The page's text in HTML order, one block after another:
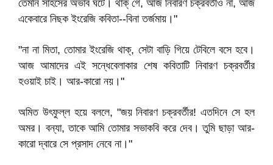
তেমনি সাহসের অভাব ঘটে। থাক্‌ গে, আজ নিবারণ চক্রবর্তীও না, আজ
একেবারে নিছক ইংরেজি কবিতা--বিনা তর্জমায়।"
"না না মিতা, তোমার ইংরেজি থাক্‌, সেটা বাড়ি গিয়ে টেবিলে বসে হবে।
আজ আমাদের এই সন্ধেবেলাকার শেষ কবিতাটি নিবারণ চক্রবর্তীর
হওয়াই চাই। আর-কারো নয়।"
অমিত উৎফুল্ল হয়ে বললে, "জয় নিবারণ চক্রবর্তীর! এতদিনে সে হল
অমর। বন্যা, তাকে আমি তোমার সভাকবি করে দেব। তুমি ছাড়া আর-
কারো দ্বারে সে প্রসাদ নেবে না।"